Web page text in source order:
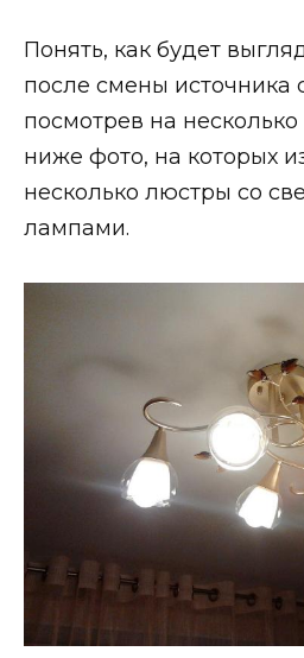
Понять, как будет
после смены источника
посмотрев на
ниже фото, на которых
несколько люстры со
лампами.